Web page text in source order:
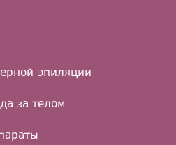
эпиляции
за телом